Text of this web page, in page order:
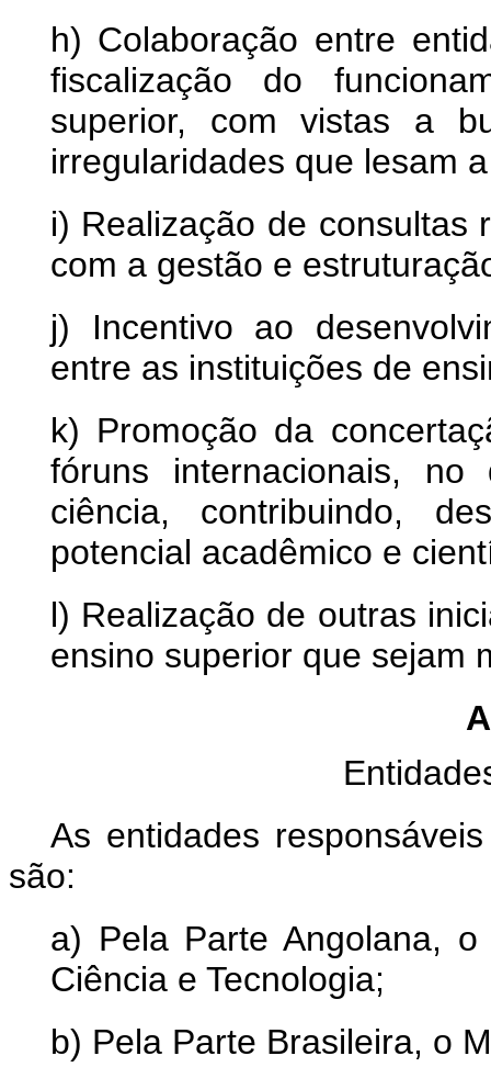
h) Colaboração entre
fiscalização do
superior, com vistas a
irregularidades que lesam
i) Realização de consultas
com a gestão e
j) Incentivo ao
entre as instituições de
k) Promoção da
fóruns internacionais,
ciência, contribuindo,
potencial acadêmico e
l) Realização de outras
ensino superior que sejam
As entidades
são:
a) Pela Parte Angolana,
Ciência e Tecnologia;
b) Pela Parte Brasileira, o